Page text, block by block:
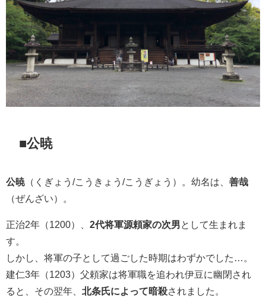
■公暁
公暁 （くぎょう/こうきょう/こうぎょう）。幼名は、 善哉
（ぜんざい）。
正治2年（1200）、 2代将軍源頼家の次男 として生まれま
す。
しかし、将軍の子として過ごした時期はわずかでした…。
建仁3年（1203）父頼家は将軍職を追われ伊豆に幽閉され
ると、その翌年、 北条氏によって暗殺されました。